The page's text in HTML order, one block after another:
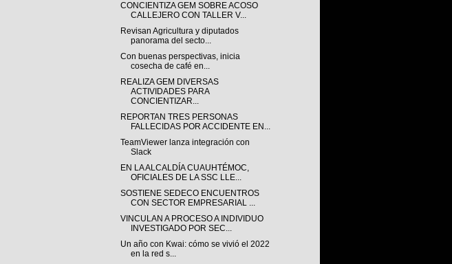
CONCIENTIZA GEM SOBRE ACOSO
CALLEJERO CON TALLER V...
Revisan Agricultura y diputados
panorama del secto...
Con buenas perspectivas, inicia
cosecha de café en...
REALIZA GEM DIVERSAS
ACTIVIDADES PARA
CONCIENTIZAR...
REPORTAN TRES PERSONAS
FALLECIDAS POR ACCIDENTE EN...
TeamViewer lanza integración con
Slack
EN LA ALCALDÍA CUAUHTÉMOC,
OFICIALES DE LA SSC LLE...
SOSTIENE SEDECO ENCUENTROS
CON SECTOR EMPRESARIAL ...
VINCULAN A PROCESO A INDIVIDUO
INVESTIGADO POR SEC...
Un año con Kwai: cómo se vivió el 2022
en la red s...